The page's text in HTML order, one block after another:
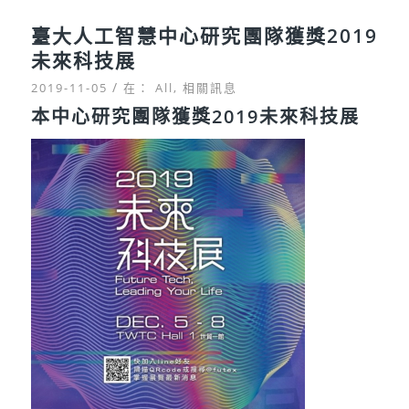
臺大人工智慧中心研究團隊獲獎2019
未來科技展
2019-11-05 / 在： All, 相關訊息
本中心研究團隊獲獎2019未來科技展